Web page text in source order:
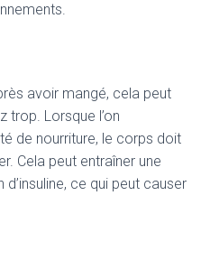
avoir mangé, cela peut
trop. Lorsque l’on
de nourriture, le corps doit
Cela peut entraîner une
ce qui peut causer